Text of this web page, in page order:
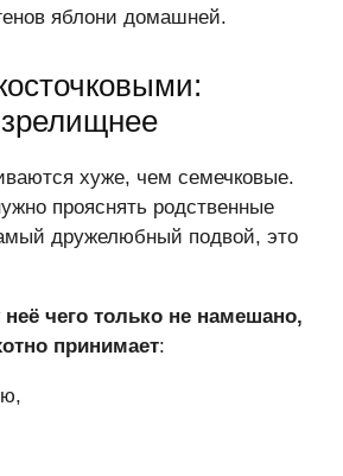
яблони домашней.
хуже, чем семечковые.
прояснять родственные
дружелюбный подвой, это
чего только не намешано,
принимает: